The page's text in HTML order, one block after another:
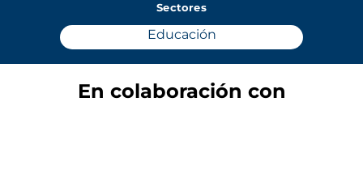
Sectores
Educación
En colaboración con